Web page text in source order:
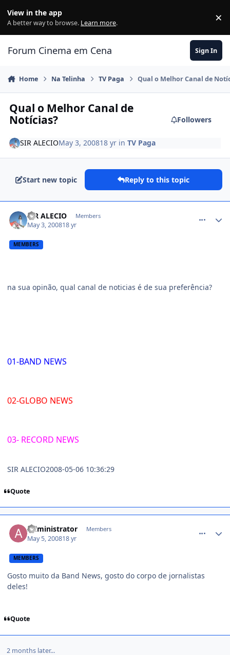
View in the app
A better way to browse. Learn more. ×
Forum Cinema em Cena Sign In
Home Na Telinha TV Paga Qual o Melhor Canal de
Qual o Melhor Canal de
Notícias?
Followers
SIR ALECIOMay 3, 200818 yr inTV Paga
Start new topic Reply to this topic
SIR ALECIO Members
May 3, 200818 yr
MEMBERS
na sua opinão, qual canal de noticias é de sua preferência?
01-BAND NEWS
02-GLOBO NEWS
03- RECORD NEWS
SIR ALECIO2008-05-06 10:36:29
Quote
Administrator Members
May 5, 200818 yr
MEMBERS
Gosto muito da Band News, gosto do corpo de jornalistas
deles!
Quote
2 months later...